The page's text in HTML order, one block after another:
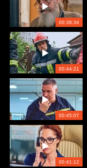
00:38:34
00:44:21
00:45:07
00:41:12